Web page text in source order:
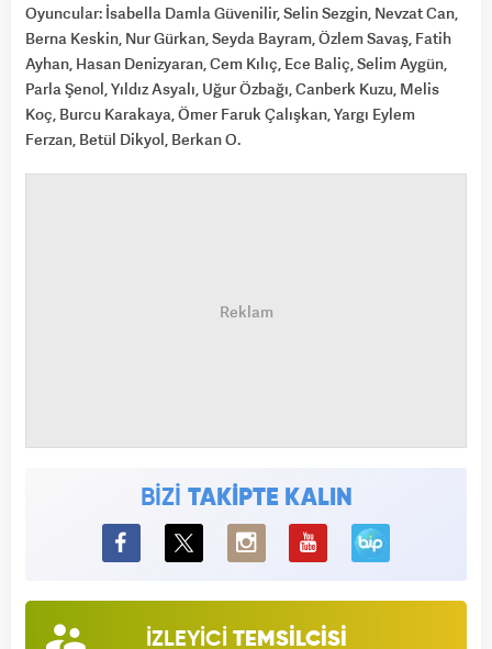
Oyuncular: İsabella Damla Güvenilir, Selin Sezgin, Nevzat Can,
Berna Keskin, Nur Gürkan, Seyda Bayram, Özlem Savaş, Fatih
Ayhan, Hasan Denizyaran, Cem Kılıç, Ece Baliç, Selim Aygün,
Parla Şenol, Yıldız Asyalı, Uğur Özbağı, Canberk Kuzu, Melis
Koç, Burcu Karakaya, Ömer Faruk Çalışkan, Yargı Eylem
Ferzan, Betül Dikyol, Berkan O.
BİZİ TAKİPTE KALIN
BiP
İZLEYİCİ TEMSİLCİSİ